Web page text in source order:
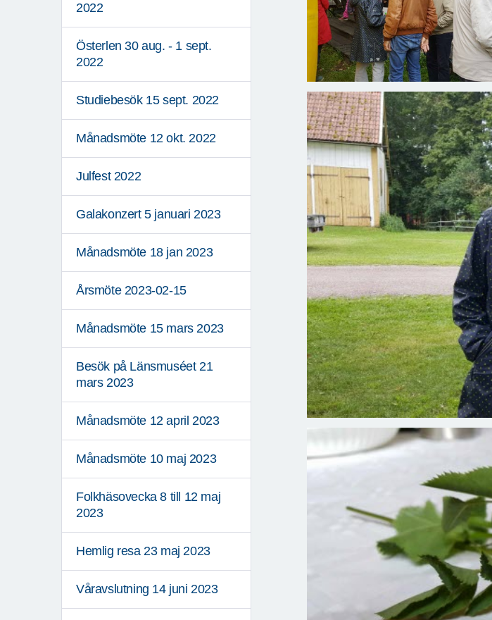
2022
Österlen 30 aug. - 1 sept.
2022
Studiebesök 15 sept. 2022
Månadsmöte 12 okt. 2022
Julfest 2022
Galakonzert 5 januari 2023
Månadsmöte 18 jan 2023
Årsmöte 2023-02-15
Månadsmöte 15 mars 2023
Besök på Länsmuséet 21
mars 2023
Månadsmöte 12 april 2023
Månadsmöte 10 maj 2023
Folkhäsovecka 8 till 12 maj
2023
Hemlig resa 23 maj 2023
Våravslutning 14 juni 2023